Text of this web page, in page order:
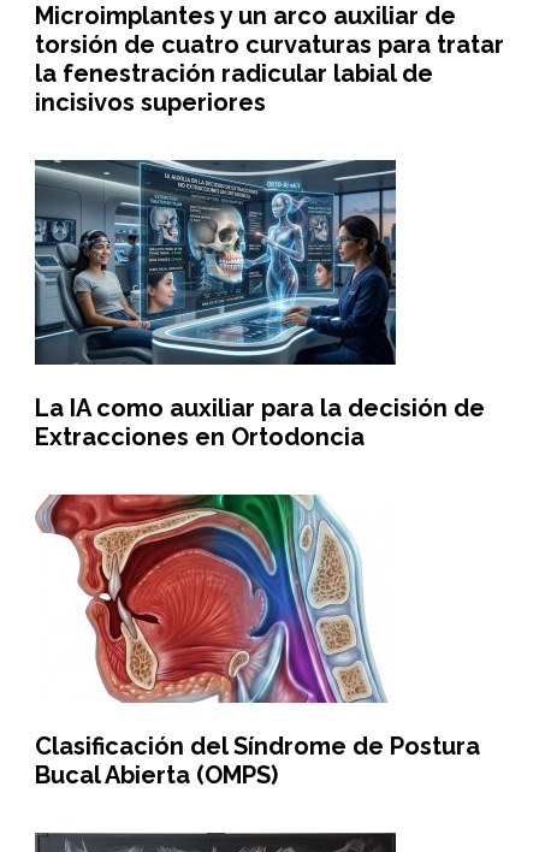
Microimplantes y un arco auxiliar de
torsión de cuatro curvaturas para tratar
la fenestración radicular labial de
incisivos superiores
La IA como auxiliar para la decisión de
Extracciones en Ortodoncia
Clasificación del Síndrome de Postura
Bucal Abierta (OMPS)